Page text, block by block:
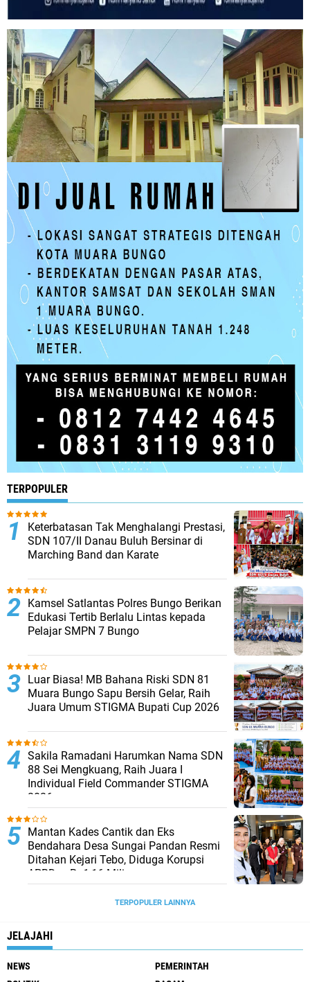
TERPOPULER
Keterbatasan Tak Menghalangi Prestasi,
SDN 107/II Danau Buluh Bersinar di
Marching Band dan Karate
Kamsel Satlantas Polres Bungo Berikan
Edukasi Tertib Berlalu Lintas kepada
Pelajar SMPN 7 Bungo
Luar Biasa! MB Bahana Riski SDN 81
Muara Bungo Sapu Bersih Gelar, Raih
Juara Umum STIGMA Bupati Cup 2026
Sakila Ramadani Harumkan Nama SDN
88 Sei Mengkuang, Raih Juara I
Individual Field Commander STIGMA
2026
Mantan Kades Cantik dan Eks
Bendahara Desa Sungai Pandan Resmi
Ditahan Kejari Tebo, Diduga Korupsi
APBDes Rp1,16 Miliar
TERPOPULER LAINNYA
JELAJAHI
NEWS
PEMERINTAH